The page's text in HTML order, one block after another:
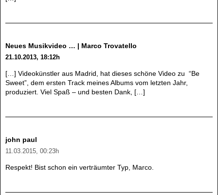
Neues Musikvideo … | Marco Trovatello
21.10.2013, 18:12h
[…] Videokünstler aus Madrid, hat dieses schöne Video zu “Be
Sweet”, dem ersten Track meines Albums vom letzten Jahr,
produziert. Viel Spaß – und besten Dank, […]
john paul
11.03.2015, 00:23h
Respekt! Bist schon ein verträumter Typ, Marco.